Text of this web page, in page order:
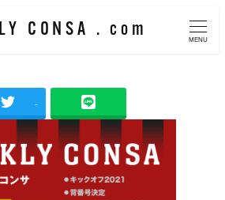
CONSA . com
MENU
-